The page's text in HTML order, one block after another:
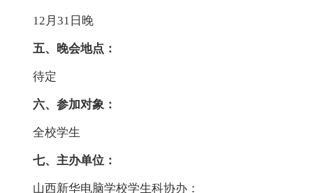
12月31日晚
五、晚会地点：
待定
六、参加对象：
全校学生
七、主办单位：
山西新华电脑学校学生科协办：